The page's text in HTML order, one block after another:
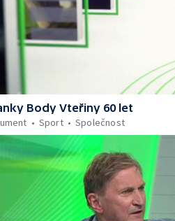
Body Vteřiny 60 let
Sport Společnost